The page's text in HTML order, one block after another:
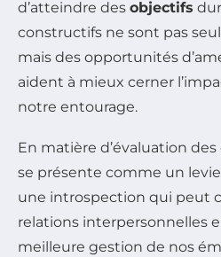
d’atteindre des objectifs
constructifs ne sont pas
mais des opportunités
aident à mieux cerner
notre entourage.
En matière d’évaluation
se présente comme un
une introspection qui peut
relations interpersonnelles
meilleure gestion de nos